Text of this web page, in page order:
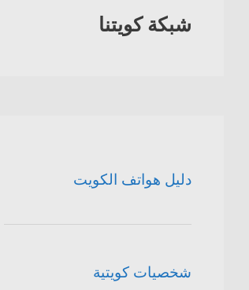
شبكة كويتنا
دليل هواتف الكويت
شخصيات كويتية